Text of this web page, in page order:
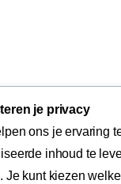
je privacy
ons je ervaring
inhoud te
Je kunt kiezen